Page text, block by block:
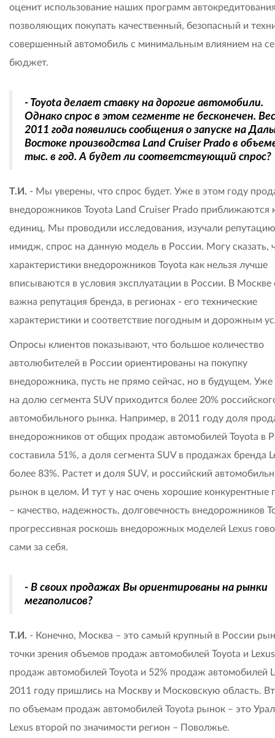
оценит использование наших программ
позволяющих покупать качественный, безопасный и
совершенный автомобиль с минимальным влиянием на
бюджет.
- Toyota делает ставку на дорогие автомобили.
Однако спрос в этом сегменте не бесконечен.
2011 года появились сообщения о запуске на
Востоке производства Land Cruiser Prado в
тыс. в год. А будет ли соответствующий спрос?
Т.И. - Мы уверены, что спрос будет. Уже в этом году
внедорожников Toyota Land Cruiser Prado приближаются
единиц. Мы проводили исследования, изучали
имидж, спрос на данную модель в России. Могу сказать,
характеристики внедорожников Toyota как нельзя лучше
вписываются в условия эксплуатации в России. В Москве
важна репутация бренда, в регионах - его технические
характеристики и соответствие погодным и дорожным
Опросы клиентов показывают, что большое количество
автолюбителей в России ориентированы на покупку
внедорожника, пусть не прямо сейчас, но в будущем. Уже
на долю сегмента SUV приходится более 20%
автомобильного рынка. Например, в 2011 году доля
внедорожников от общих продаж автомобилей Toyota в
составила 51%, а доля сегмента SUV в продажах бренда
более 83%. Растет и доля SUV, и российский
рынок в целом. И тут у нас очень хорошие конкурентные
– качество, надежность, долговечность внедорожников
прогрессивная роскошь внедорожных моделей Lexus
сами за себя.
- В своих продажах Вы ориентированы на рынки
мегаполисов?
Т.И. - Конечно, Москва – это самый крупный в России
точки зрения объемов продаж автомобилей Toyota и
продаж автомобилей Toyota и 52% продаж автомобилей
2011 году пришлись на Москву и Московскую область.
по объемам продаж автомобилей Toyota рынок – это
Lexus второй по значимости регион – Поволжье.